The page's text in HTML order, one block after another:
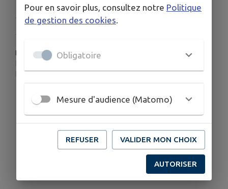
Publié par La Mairie
PLUS D'INFORMATIONS
https://www.leffarmor.fr/medias/2026/05/Programme-Cap-Sport-Aout-2026.pdf
Pour en savoir plus, consultez notre Politique
de gestion des cookies.
Obligatoire
Mesure d'audience (Matomo)
REFUSER VALIDER MON CHOIX
AUTORISER